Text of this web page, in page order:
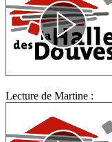
Lecture de Martine :